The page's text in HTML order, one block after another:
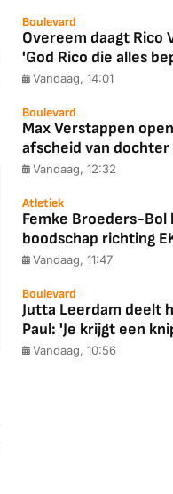
Boulevard
Overeem daagt Rico
'God Rico die alles
Vandaag, 14:01
Boulevard
Max Verstappen
afscheid van dochter
Vandaag, 12:32
Atletiek
Femke Broeders-Bol
boodschap richting
Vandaag, 11:47
Boulevard
Jutta Leerdam deelt
Paul: 'Je krijgt een
Vandaag, 10:56